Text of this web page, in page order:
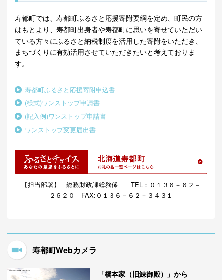
寿都町では、寿都町ふるさと応援寄附要綱を定め、町民の方
はもとより、寿都町出身者や寿都町に思いを寄せていただい
ている方々にふるさと納税制度を活用した寄附をいただき、
まちづくりに有効活用させていただきたいと考えておりま
す。
寿都町ふるさと応援寄附申込書
(様式)ワンストップ申請書
(記入例)ワンストップ申請書
ワンストップ変更届出書
【担当部署】 総務財政課総務係 TEL：０１３６－６２－
２６２０ FAX:０１３６－６２－３４３１
寿都町Webカメラ
「橋本家（旧鰊御殿）」から